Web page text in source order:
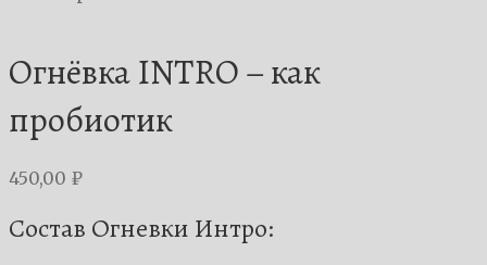
Огнёвка INTRO – как
пробиотик
450,00 ₽
Состав Огневки Интро: